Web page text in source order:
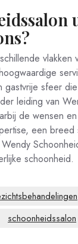
vlakken
sfeer
leiding van
de wensen
een
schoonheid.
schoonheidssalon